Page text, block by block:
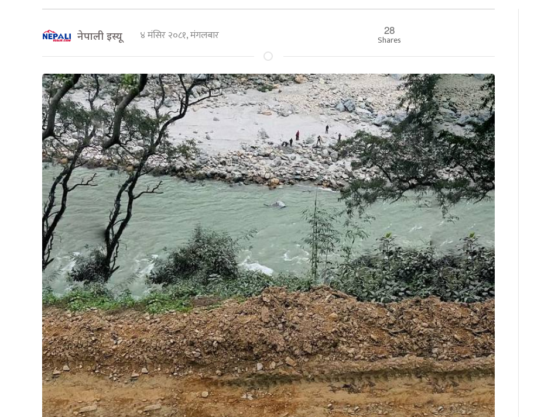
नेपाली इस्यू ४ मंसिर २०८१, मंगलबार 28
Shares